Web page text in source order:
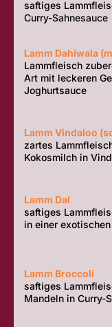
saftiges
Curry-Sahnesauce
Lamm Dahiwala
Lammfleisch
Art mit leckeren
Joghurtsauce
Lamm Vindaloo
zartes
Kokosmilch in
Lamm Dal
saftiges
in einer
Lamm Broccoli
saftiges
Mandeln in Curry-